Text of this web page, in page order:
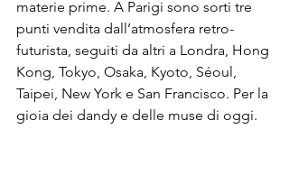
materie prime. A Parigi sono sorti tre
punti vendita dall’atmosfera retro-
futurista, seguiti da altri a Londra, Hong
Kong, Tokyo, Osaka, Kyoto, Séoul,
Taipei, New York e San Francisco. Per la
gioia dei dandy e delle muse di oggi.